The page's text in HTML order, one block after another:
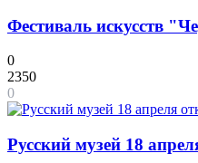
Фестиваль искусств
0
2350
0
Русский музей 18